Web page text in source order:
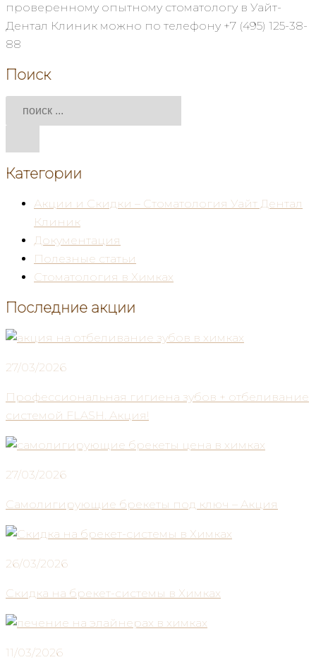
проверенному опытному стоматологу в Уайт-
Дентал Клиник можно по телефону +7 (495) 125-38-
88
Поиск
Категории
Акции и Скидки – Стоматология Уайт Дентал
Клиник
Документация
Полезные статьи
Стоматология в Химках
Последние акции
27/03/2026
Профессиональная гигиена зубов + отбеливание
системой FLASH. Акция!
27/03/2026
Самолигирующие брекеты под ключ – Акция
26/03/2026
Скидка на брекет-системы в Химках
11/03/2026